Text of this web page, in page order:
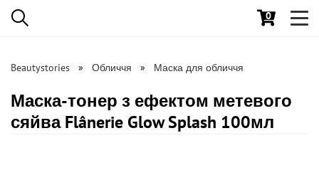
0
Beautystories Обличчя Маска для обличчя
Маска-тонер з ефектом метевого
сяйва Flânerie Glow Splash 100мл